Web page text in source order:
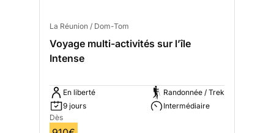
La Réunion / Dom-Tom
Voyage multi-activités sur l’île
Intense
En liberté
9 jours
Randonnée / Trek
Intermédiaire
Dès